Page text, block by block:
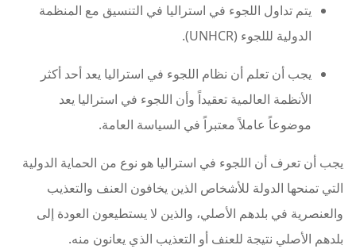
يتم تداول اللجوء في استراليا في التنسيق مع المنظمة
الدولية لللجوء (UNHCR).
يجب أن تعلم أن نظام اللجوء في استراليا يعد أحد أكثر
الأنظمة العالمية تعقيداً وأن اللجوء في استراليا يعد
موضوعاً عاملاً معتبراً في السياسة العامة.
يجب أن تعرف أن اللجوء في استراليا هو نوع من الحماية الدولية
التي تمنحها الدولة للأشخاص الذين يخافون العنف والتعذيب
والعنصرية في بلدهم الأصلي، والذين لا يستطيعون العودة إلى
بلدهم الأصلي نتيجة للعنف أو التعذيب الذي يعانون منه.